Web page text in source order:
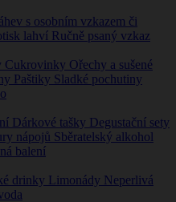
s osobním vzkazem či
lahví Ručně psaný vzkaz
Cukrovinky Ořechy a sušené
Paštiky Sladké pochutiny
Dárkové tašky Degustační sety
nápojů Sběratelský alkohol
balení
drinky Limonády Neperlivá